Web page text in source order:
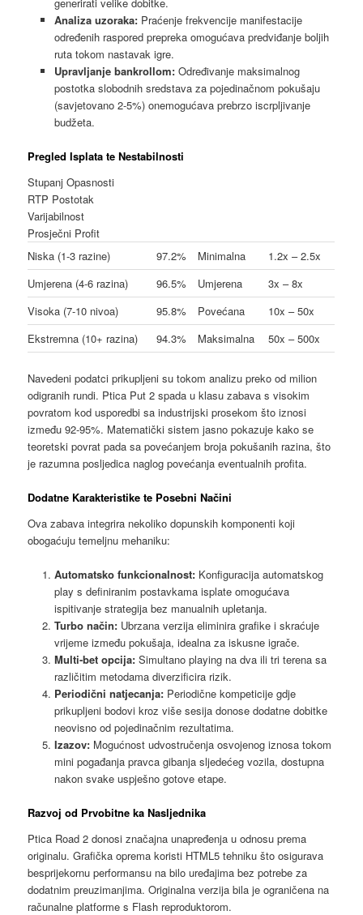
generirati velike dobitke.
Analiza uzoraka:Praćenje frekvencije manifestacije
određenih raspored prepreka omogućava predviđanje boljih
ruta tokom nastavak igre.
Upravljanje bankrollom:Određivanje maksimalnog
postotka slobodnih sredstava za pojedinačnom pokušaju
(savjetovano 2-5%) onemogućava prebrzo iscrpljivanje
budžeta.
Pregled Isplata te Nestabilnosti
Stupanj Opasnosti
RTP Postotak
Varijabilnost
Prosječni Profit
Niska (1-3 razine)
97.2% Minimalna
1.2x – 2.5x
Umjerena (4-6 razina)
96.5% Umjerena
3x – 8x
Visoka (7-10 nivoa)
95.8% Povećana
10x – 50x
Ekstremna (10+ razina)
94.3% Maksimalna 50x – 500x
Navedeni podatci prikupljeni su tokom analizu preko od milion
odigranih rundi. Ptica Put 2 spada u klasu zabava s visokim
povratom kod usporedbi sa industrijski prosekom što iznosi
između 92-95%. Matematički sistem jasno pokazuje kako se
teoretski povrat pada sa povećanjem broja pokušanih razina, što
je razumna posljedica naglog povećanja eventualnih profita.
Dodatne Karakteristike te Posebni Načini
Ova zabava integrira nekoliko dopunskih komponenti koji
obogaćuju temeljnu mehaniku:
Automatsko funkcionalnost:Konfiguracija automatskog
play s definiranim postavkama isplate omogućava
ispitivanje strategija bez manualnih upletanja.
Turbo način:Ubrzana verzija eliminira grafike i skraćuje
vrijeme između pokušaja, idealna za iskusne igrače.
Multi-bet opcija:Simultano playing na dva ili tri terena sa
različitim metodama diverzificira rizik.
Periodični natjecanja:Periodične kompeticije gdje
prikupljeni bodovi kroz više sesija donose dodatne dobitke
neovisno od pojedinačnim rezultatima.
Izazov:Mogućnost udvostručenja osvojenog iznosa tokom
mini pogađanja pravca gibanja sljedećeg vozila, dostupna
nakon svake uspješno gotove etape.
Razvoj od Prvobitne ka Nasljednika
Ptica Road 2 donosi značajna unapređenja u odnosu prema
originalu. Grafička oprema koristi HTML5 tehniku što osigurava
besprijekornu performansu na bilo uređajima bez potrebe za
dodatnim preuzimanjima. Originalna verzija bila je ograničena na
računalne platforme s Flash reproduktorom.